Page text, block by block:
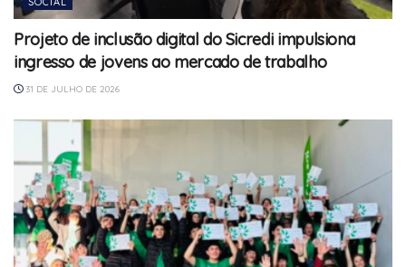
Projeto de inclusão digital do Sicredi impulsiona
ingresso de jovens ao mercado de trabalho
31 DE JULHO DE 2026